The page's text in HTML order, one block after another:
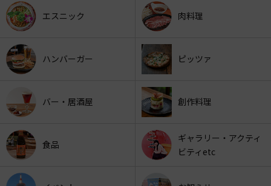
エスニック 肉料理
ハンバーガー ピッツァ
バー・居酒屋 創作料理
食品
ギャラリー・アクティ
ビティetc